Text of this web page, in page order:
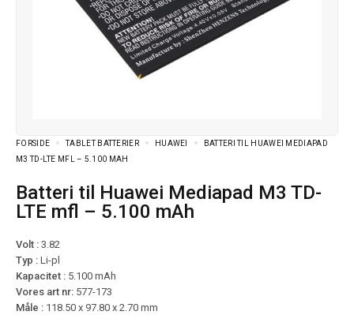
FORSIDE TABLET BATTERIER HUAWEI
BATTERI TIL HUAWEI MEDIAPAD
M3 TD-LTE MFL – 5.100 MAH
Batteri til Huawei Mediapad M3 TD-
LTE mfl – 5.100 mAh
Volt : 3.82
Typ : Li-pl
Kapacitet : 5.100 mAh
Vores art nr: 577-173
Måle : 118.50 x 97.80 x 2.70 mm